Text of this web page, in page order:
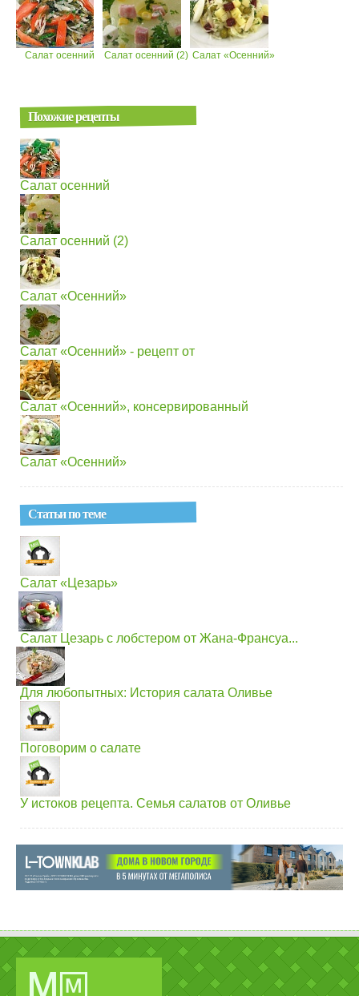
Салат осенний Салат осенний (2) Салат «Осенний»
Похожие рецепты
Салат осенний
Салат осенний (2)
Салат «Осенний»
Салат «Осенний» - рецепт от
Салат «Осенний», консервированный
Салат «Осенний»
Статьи по теме
Салат «Цезарь»
Салат Цезарь с лобстером от Жана-Франсуа...
Для любопытных: История салата Оливье
Поговорим о салате
У истоков рецепта. Семья салатов от Оливье